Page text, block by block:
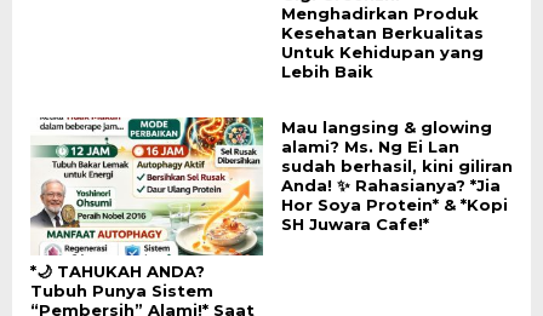
Menghadirkan Produk
Kesehatan Berkualitas
Untuk Kehidupan yang
Lebih Baik
*🌙 TAHUKAH ANDA?
Tubuh Punya Sistem
“Pembersih” Alami!* Saat
Mau langsing & glowing
alami? Ms. Ng Ei Lan
sudah berhasil, kini giliran
Anda! ✨ Rahasianya? *Jia
Hor Soya Protein* & *Kopi
SH Juwara Cafe!*